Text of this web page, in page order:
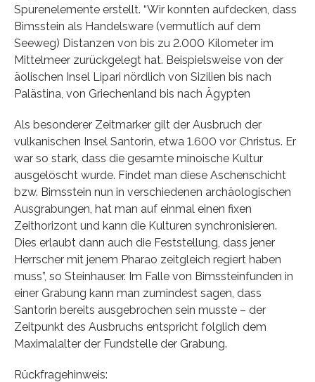
Spurenelemente erstellt. “Wir konnten aufdecken, dass
Bimsstein als Handelsware (vermutlich auf dem
Seeweg) Distanzen von bis zu 2.000 Kilometer im
Mittelmeer zurückgelegt hat. Beispielsweise von der
äolischen Insel Lipari nördlich von Sizilien bis nach
Palästina, von Griechenland bis nach Ägypten
Als besonderer Zeitmarker gilt der Ausbruch der
vulkanischen Insel Santorin, etwa 1.600 vor Christus. Er
war so stark, dass die gesamte minoische Kultur
ausgelöscht wurde. Findet man diese Aschenschicht
bzw. Bimsstein nun in verschiedenen archäologischen
Ausgrabungen, hat man auf einmal einen fixen
Zeithorizont und kann die Kulturen synchronisieren.
Dies erlaubt dann auch die Feststellung, dass jener
Herrscher mit jenem Pharao zeitgleich regiert haben
muss”, so Steinhauser. Im Falle von Bimssteinfunden in
einer Grabung kann man zumindest sagen, dass
Santorin bereits ausgebrochen sein musste – der
Zeitpunkt des Ausbruchs entspricht folglich dem
Maximalalter der Fundstelle der Grabung.
Rückfragehinweis: